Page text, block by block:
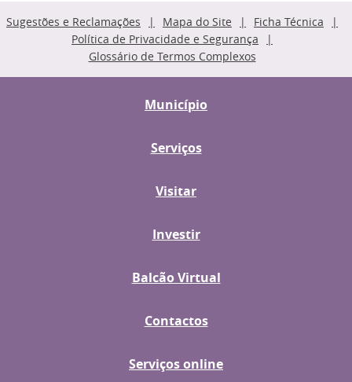
Sugestões e Reclamações Mapa do Site
Ficha Técnica
Política de Privacidade e Segurança
Glossário de Termos Complexos
Município
Serviços
Visitar
Investir
Balcão Virtual
Contactos
Serviços online